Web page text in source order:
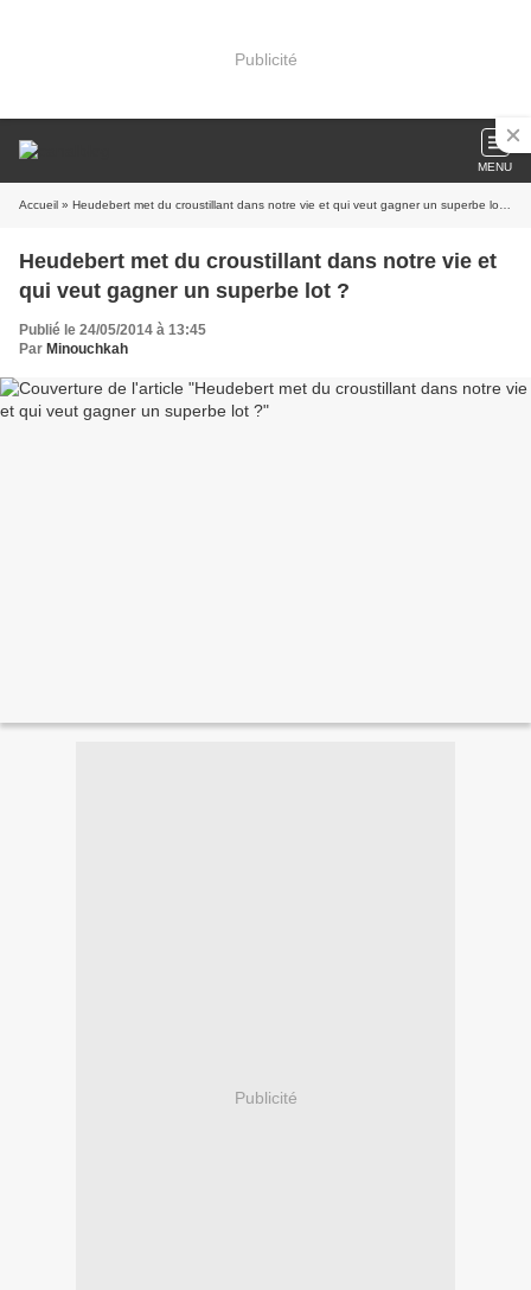
Publicité
MENU
Accueil » Heudebert met du croustillant dans notre vie et qui veut gagner un superbe lot ?
Heudebert met du croustillant dans notre vie et
qui veut gagner un superbe lot ?
Publié le 24/05/2014 à 13:45
Par Minouchkah
Publicité